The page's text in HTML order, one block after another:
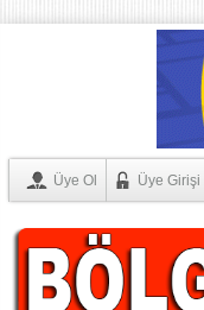
Üye Ol Üye Girişi